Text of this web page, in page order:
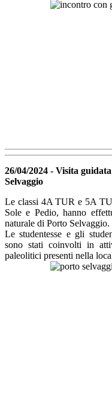
26/04/2024 - Visita
Selvaggio
Le classi 4A TUR e 5A
Sole e Pedio, hanno
naturale di Porto Selvaggio.
Le studentesse e gli
sono stati coinvolti in
paleolitici presenti nella